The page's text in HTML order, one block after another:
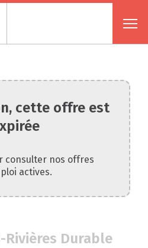
cette offre est
consulter nos offres
actives.
Rivières Durable